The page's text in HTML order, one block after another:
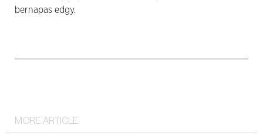
bernapas edgy.
MORE ARTICLE